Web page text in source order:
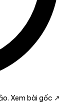
Xem bài gốc ↗